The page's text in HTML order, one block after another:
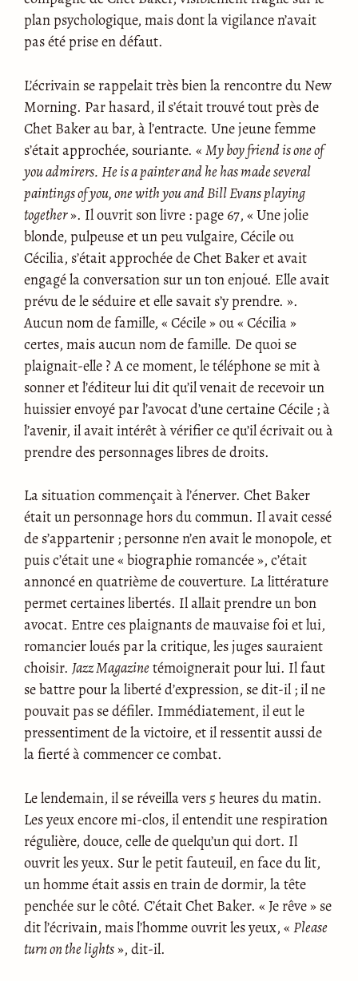
plan psychologique, mais dont la vigilance n’avait
pas été prise en défaut.
L’écrivain se rappelait très bien la rencontre du New
Morning. Par hasard, il s’était trouvé tout près de
Chet Baker au bar, à l’entracte. Une jeune femme
s’était approchée, souriante. « My boy friend is one of
you admirers. He is a painter and he has made several
paintings of you, one with you and Bill Evans playing
together». Il ouvrit son livre : page 67, « Une jolie
blonde, pulpeuse et un peu vulgaire, Cécile ou
Cécilia, s’était approchée de Chet Baker et avait
engagé la conversation sur un ton enjoué. Elle avait
prévu de le séduire et elle savait s’y prendre. ».
Aucun nom de famille, « Cécile » ou « Cécilia »
certes, mais aucun nom de famille. De quoi se
plaignait-elle ? A ce moment, le téléphone se mit à
sonner et l’éditeur lui dit qu’il venait de recevoir un
huissier envoyé par l’avocat d’une certaine Cécile ; à
l’avenir, il avait intérêt à vérifier ce qu’il écrivait ou à
prendre des personnages libres de droits.
La situation commençait à l’énerver. Chet Baker
était un personnage hors du commun. Il avait cessé
de s’appartenir ; personne n’en avait le monopole, et
puis c’était une « biographie romancée », c’était
annoncé en quatrième de couverture. La littérature
permet certaines libertés. Il allait prendre un bon
avocat. Entre ces plaignants de mauvaise foi et lui,
romancier loués par la critique, les juges sauraient
choisir. Jazz Magazinetémoignerait pour lui. Il faut
se battre pour la liberté d’expression, se dit-il ; il ne
pouvait pas se défiler. Immédiatement, il eut le
pressentiment de la victoire, et il ressentit aussi de
la fierté à commencer ce combat.
Le lendemain, il se réveilla vers 5 heures du matin.
Les yeux encore mi-clos, il entendit une respiration
régulière, douce, celle de quelqu’un qui dort. Il
ouvrit les yeux. Sur le petit fauteuil, en face du lit,
un homme était assis en train de dormir, la tête
penchée sur le côté. C’était Chet Baker. « Je rêve » se
dit l’écrivain, mais l’homme ouvrit les yeux, « Please
turn on the lights », dit-il.